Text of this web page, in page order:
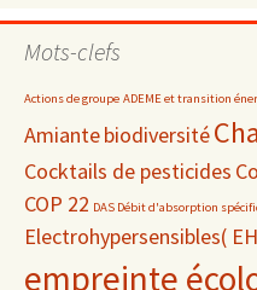
date
Mots-clefs
Actions de groupe ADEME et transition
Amiantebiodiversité
Cocktails de pesticides
COP 22 DAS Débit d'absorption
Electrohypersensibles(
empreinte